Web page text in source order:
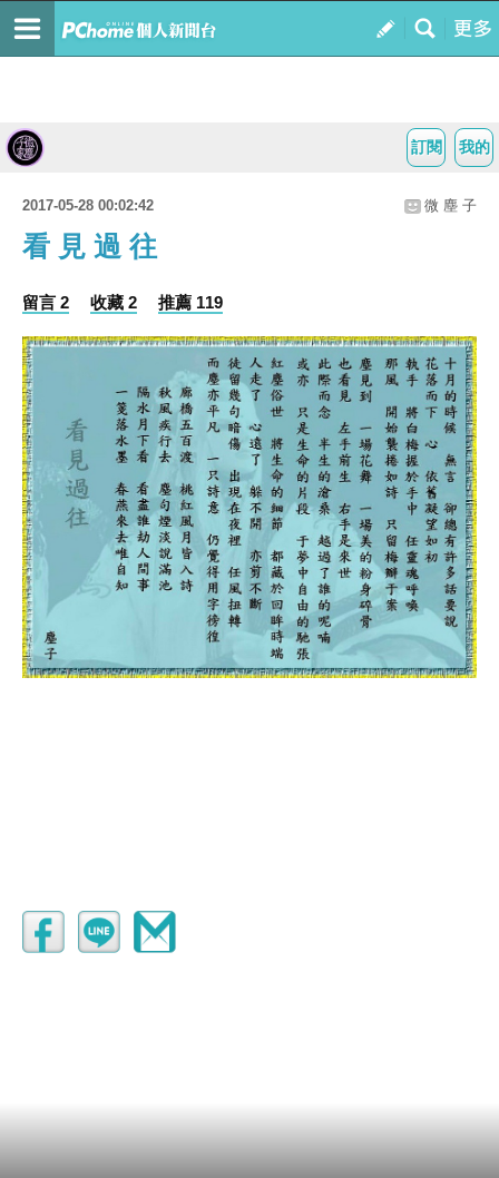
我的
訂閱
2017-05-28 00:02:42 微 塵 子
看 見 過 往
留言 2 收藏 2 推薦 119